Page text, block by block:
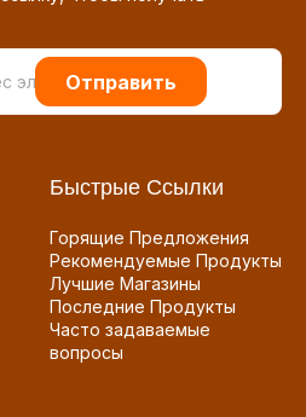
Отправить
Быстрые Ссылки
Горящие Предложения
Рекомендуемые Продукты
Лучшие Магазины
Последние Продукты
Часто задаваемые
вопросы